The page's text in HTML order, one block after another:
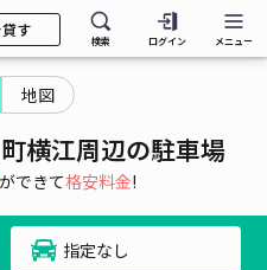
す
検索 ログイン メニュー
地図
横江周辺の駐車場
ができて格安料金!
指定なし